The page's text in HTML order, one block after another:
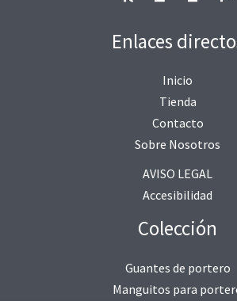
Enlaces
Inicio
Tienda
Contacto
Sobre Nosotros
AVISO LEGAL
Accesibilidad
Colección
Guantes de portero
Manguitos para